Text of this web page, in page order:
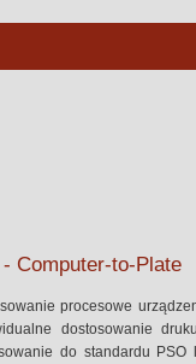
- Computer-to-Plate
procesowe
dostosowanie
do standardu PSO